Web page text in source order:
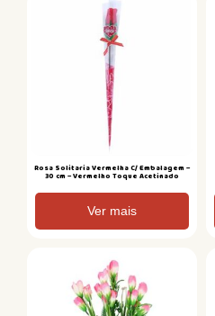
Rosa Solitaria Vermelha C/ Embalagem –
30 cm – Vermelho Toque Acetinado
Ver mais